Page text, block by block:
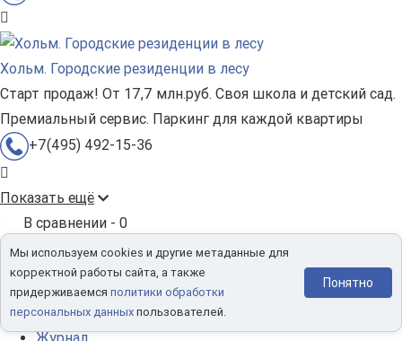
Хольм. Городские резиденции в лесу
Старт продаж! От 17,7 млн.руб. Своя школа и детский сад.
Премиальный сервис. Паркинг для каждой квартиры
+7(495) 492-15-36
Показать ещё
В сравнении - 0
Новостройки
Москвы
Квартиры в Москве и Подмосковье
Журнал
Мы используем cookies и другие метаданные для
корректной работы сайта, а также
придерживаемся политики обработки
персональных данных пользователей.
Понятно